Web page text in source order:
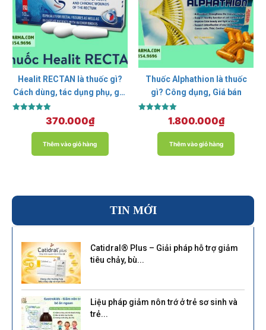
Healit RECTAN là thuốc gì?
Cách dùng, tác dụng phụ, giá
bao nhiêu?
Được xếp
5.00
370.000₫
Thêm vào giỏ hàng
Thuốc Alphathion là thuốc
gì? Công dụng, Giá bán
Được xếp
5.00
1.800.000₫
Thêm vào giỏ hàng
TIN MỚI
Catidral® Plus – Giải pháp hỗ trợ giảm
tiêu chảy, bù...
Liệu pháp giảm nôn trớ ở trẻ sơ sinh và
trẻ...